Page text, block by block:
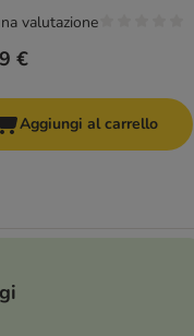
€
valutazione
Aggiungi al carrello